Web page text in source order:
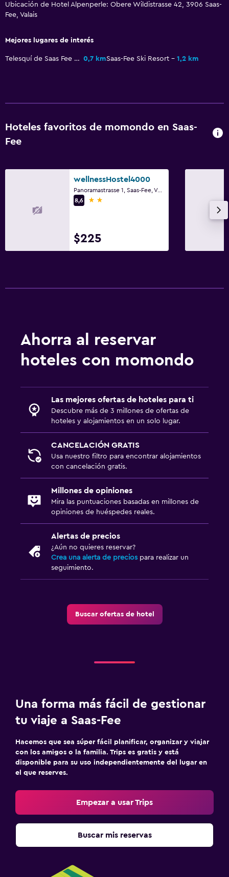
Ubicación de Hotel Alpenperle: Obere Wildistrasse 42, 3906 Saas-
Fee, Valais
Mejores lugares de interés
Telesquí de Saas Fee - Hannig 0,7 kmSaas-Fee Ski Resort 1,2 km
Hoteles favoritos de momondo en Saas-
Fee
wellnessHostel4000
Panoramastrasse 1, Saas-Fee, Valais
8,6
2 estrellas
$225
Ahorra al reservar
hoteles con momondo
Las mejores ofertas de hoteles para ti
Descubre más de 3 millones de ofertas de
hoteles y alojamientos en un solo lugar.
CANCELACIÓN GRATIS
Usa nuestro filtro para encontrar alojamientos
con cancelación gratis.
Millones de opiniones
Mira las puntuaciones basadas en millones de
opiniones de huéspedes reales.
Alertas de precios
¿Aún no quieres reservar?
Crea una alerta de precios para realizar un
seguimiento.
Buscar ofertas de hotel
Una forma más fácil de gestionar
tu viaje a Saas-Fee
Hacemos que sea súper fácil planificar, organizar y viajar
con los amigos o la familia. Trips es gratis y está
disponible para su uso independientemente del lugar en
el que reserves.
Empezar a usar Trips
Buscar mis reservas